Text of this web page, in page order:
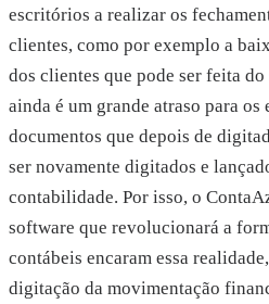
escritórios a realizar os
clientes, como por exemplo a
dos clientes que pode ser feita
ainda é um grande atraso para
documentos que depois de
ser novamente digitados e
contabilidade. Por isso, o
software que revolucionará a
contábeis encaram essa
digitação da movimentação